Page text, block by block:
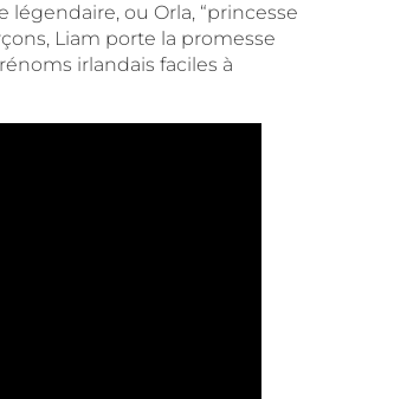
ou Orla, “princesse
Liam porte la promesse
irlandais faciles à